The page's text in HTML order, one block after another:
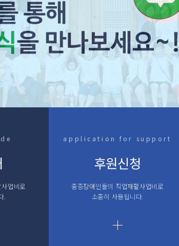
업비로
.
application for support
후원신청
중증장애인들의 직업재활사업비로
소중히 사용됩니다.